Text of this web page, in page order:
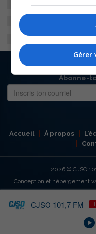
Abonne-
Accueil À propos
2026 © CJSO
Conception et hébergement
CJSO 101,7 FM
Gérer